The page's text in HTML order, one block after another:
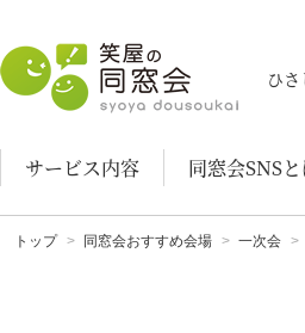
笑屋の同窓会
ひ
サービス内容 同窓会SNS
トップ 同窓会おすすめ会場 一次会